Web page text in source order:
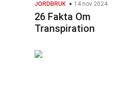
JORDBRUK 14 nov 2024
26 Fakta Om
Transpiration